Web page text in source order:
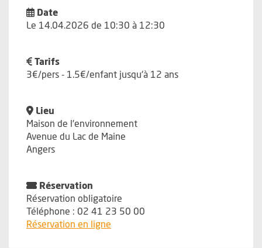
Date
Le 14.04.2026 de 10:30 à 12:30
Tarifs
3€/pers - 1.5€/enfant jusqu'à 12 ans
Lieu
Maison de l'environnement
Avenue du Lac de Maine
Angers
Réservation
Réservation obligatoire
Téléphone : 02 41 23 50 00
Réservation en ligne